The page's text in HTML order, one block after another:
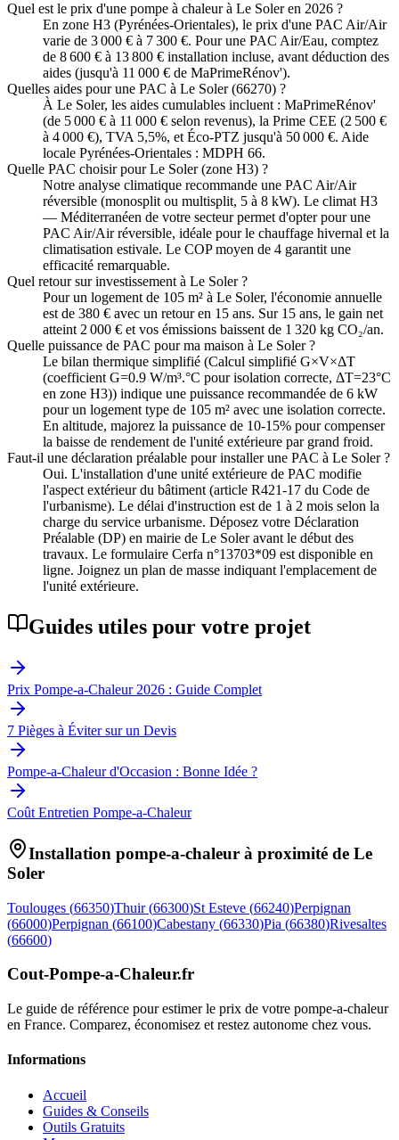
Quel est le prix d'une pompe à chaleur à Le Soler en 2026 ?
En zone H3 (Pyrénées-Orientales), le prix d'une PAC Air/Air
varie de 3 000 € à 7 300 €. Pour une PAC Air/Eau, comptez
de 8 600 € à 13 800 € installation incluse, avant déduction des
aides (jusqu'à 11 000 € de MaPrimeRénov').
Quelles aides pour une PAC à Le Soler (66270) ?
À Le Soler, les aides cumulables incluent : MaPrimeRénov'
(de 5 000 € à 11 000 € selon revenus), la Prime CEE (2 500 €
à 4 000 €), TVA 5,5%, et Éco-PTZ jusqu'à 50 000 €. Aide
locale Pyrénées-Orientales : MDPH 66.
Quelle PAC choisir pour Le Soler (zone H3) ?
Notre analyse climatique recommande une PAC Air/Air
réversible (monosplit ou multisplit, 5 à 8 kW). Le climat H3
— Méditerranéen de votre secteur permet d'opter pour une
PAC Air/Air réversible, idéale pour le chauffage hivernal et la
climatisation estivale. Le COP moyen de 4 garantit une
efficacité remarquable.
Quel retour sur investissement à Le Soler ?
Pour un logement de 105 m² à Le Soler, l'économie annuelle
est de 380 € avec un retour en 15 ans. Sur 15 ans, le gain net
atteint 2 000 € et vos émissions baissent de 1 320 kg CO₂/an.
Quelle puissance de PAC pour ma maison à Le Soler ?
Le bilan thermique simplifié (Calcul simplifié G×V×ΔT
(coefficient G=0.9 W/m³.°C pour isolation correcte, ΔT=23°C
en zone H3)) indique une puissance recommandée de 6 kW
pour un logement type de 105 m² avec une isolation correcte.
En altitude, majorez la puissance de 10-15% pour compenser
la baisse de rendement de l'unité extérieure par grand froid.
Faut-il une déclaration préalable pour installer une PAC à Le Soler ?
Oui. L'installation d'une unité extérieure de PAC modifie
l'aspect extérieur du bâtiment (article R421-17 du Code de
l'urbanisme). Le délai d'instruction est de 1 à 2 mois selon la
charge du service urbanisme. Déposez votre Déclaration
Préalable (DP) en mairie de Le Soler avant le début des
travaux. Le formulaire Cerfa n°13703*09 est disponible en
ligne. Joignez un plan de masse indiquant l'emplacement de
l'unité extérieure.
Guides utiles pour votre projet
Prix Pompe-a-Chaleur 2026 : Guide Complet
7 Pièges à Éviter sur un Devis
Pompe-a-Chaleur d'Occasion : Bonne Idée ?
Coût Entretien Pompe-a-Chaleur
Installation pompe-a-chaleur à proximité de Le
Soler
Toulouges (66350)Thuir (66300)St Esteve (66240)Perpignan
(66000)Perpignan (66100)Cabestany (66330)Pia (66380)Rivesaltes
(66600)
Cout-Pompe-a-Chaleur.fr
Le guide de référence pour estimer le prix de votre pompe-a-chaleur
en France. Comparez, économisez et restez autonome chez vous.
Informations
Accueil
Guides & Conseils
Outils Gratuits